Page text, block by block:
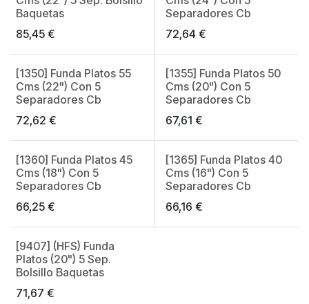
Baquetas
85,45 €
Separadores Cb
72,64 €
[1350] Funda Platos 55
Cms (22") Con 5
Separadores Cb
72,62 €
[1355] Funda Platos 50
Cms (20") Con 5
Separadores Cb
67,61 €
[1360] Funda Platos 45
Cms (18") Con 5
Separadores Cb
66,25 €
[1365] Funda Platos 40
Cms (16") Con 5
Separadores Cb
66,16 €
Hasta Fin Stock
[9407] (HFS) Funda
Platos (20") 5 Sep.
Bolsillo Baquetas
71,67 €